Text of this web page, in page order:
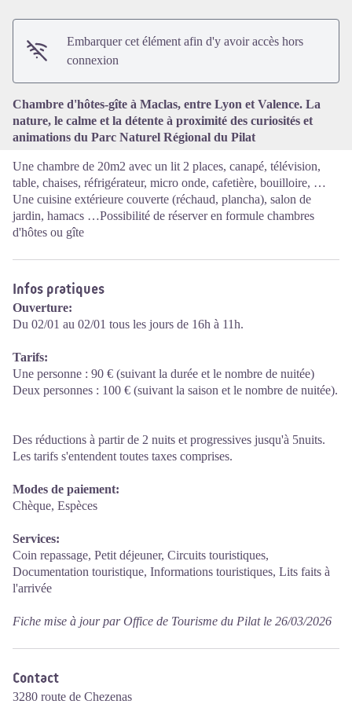
Voir l'image en plein écran
Embarquer cet élément afin d'y avoir accès hors
connexion
Chambre d'hôtes-gîte à Maclas, entre Lyon et Valence. La
nature, le calme et la détente à proximité des curiosités et
animations du Parc Naturel Régional du Pilat
Une chambre de 20m2 avec un lit 2 places, canapé, télévision,
table, chaises, réfrigérateur, micro onde, cafetière, bouilloire, …
Une cuisine extérieure couverte (réchaud, plancha), salon de
jardin, hamacs …Possibilité de réserver en formule chambres
d'hôtes ou gîte
Infos pratiques
Ouverture:
Du 02/01 au 02/01 tous les jours de 16h à 11h.
Tarifs:
Une personne : 90 € (suivant la durée et le nombre de nuitée)
Deux personnes : 100 € (suivant la saison et le nombre de nuitée).
Des réductions à partir de 2 nuits et progressives jusqu'à 5nuits.
Les tarifs s'entendent toutes taxes comprises.
Modes de paiement:
Chèque, Espèces
Services:
Coin repassage, Petit déjeuner, Circuits touristiques,
Documentation touristique, Informations touristiques, Lits faits à
l'arrivée
Fiche mise à jour par Office de Tourisme du Pilat le 26/03/2026
Contact
3280 route de Chezenas